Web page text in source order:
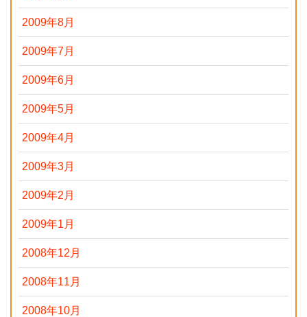
2009年8月
2009年7月
2009年6月
2009年5月
2009年4月
2009年3月
2009年2月
2009年1月
2008年12月
2008年11月
2008年10月